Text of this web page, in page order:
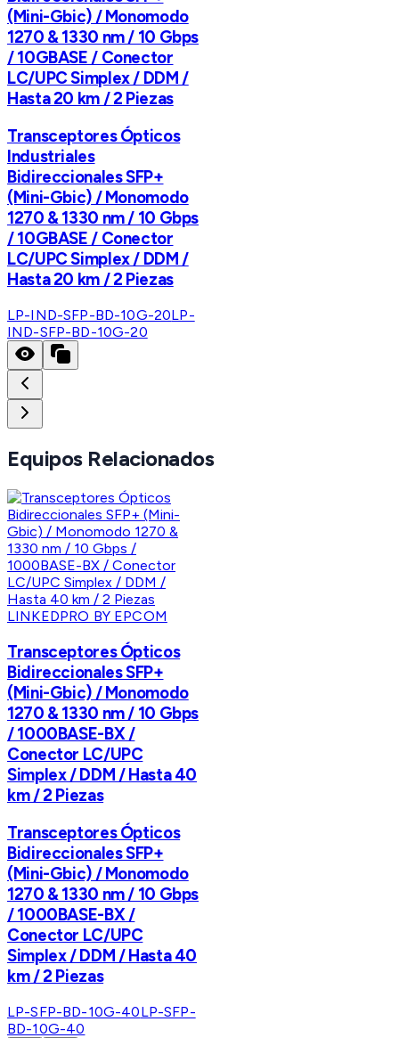
(Mini-Gbic) / Monomodo
1270 & 1330 nm / 10 Gbps
/ 10GBASE / Conector
LC/UPC Simplex / DDM /
Hasta 20 km / 2 Piezas
Transceptores Ópticos
Industriales
Bidireccionales SFP+
(Mini-Gbic) / Monomodo
1270 & 1330 nm / 10 Gbps
/ 10GBASE / Conector
LC/UPC Simplex / DDM /
Hasta 20 km / 2 Piezas
LP-IND-SFP-BD-10G-20LP-
IND-SFP-BD-10G-20
Equipos Relacionados
LINKEDPRO BY EPCOM
Transceptores Ópticos
Bidireccionales SFP+
(Mini-Gbic) / Monomodo
1270 & 1330 nm / 10 Gbps
/ 1000BASE-BX /
Conector LC/UPC
Simplex / DDM / Hasta 40
km / 2 Piezas
Transceptores Ópticos
Bidireccionales SFP+
(Mini-Gbic) / Monomodo
1270 & 1330 nm / 10 Gbps
/ 1000BASE-BX /
Conector LC/UPC
Simplex / DDM / Hasta 40
km / 2 Piezas
LP-SFP-BD-10G-40LP-SFP-
BD-10G-40